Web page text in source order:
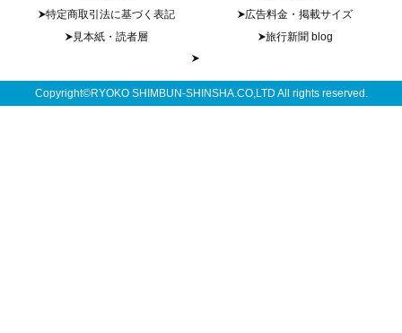
特定商取引法に基づく表記
広告料金・掲載サイズ
見本紙・読者層
旅行新聞 blog
Copyright©RYOKO SHIMBUN-SHINSHA.CO,LTD All rights reserved.